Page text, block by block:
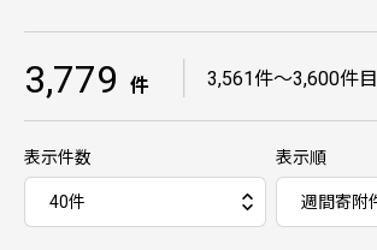
3,779 件 3,561件～3,600件目
表示件数 表示順